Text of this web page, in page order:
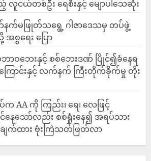
လူငယ်တစ်ဦး ရေစီးနှင့် မျောပါသေဆုံး
က်မဖြုတ်သရွေ့ ဂါဇာဒေသမှ တပ်ဖွဲ့
စရေး ပြော
ာဝဘေးနှင့် စစ်ဘေးဒဏ် ပြိုင်၍ခံနေရ
ြောင်းနှင့် လက်နက် ကြီးတိုက်ခိုက်မှု တိုး
AA ကို ကြည်း၊ ရေ၊ လေဖြင့်
ေသော်လည်း စစ်ရှုံးနေ၍ အရပ်သား
က်ထား ဗုံးကြဲသတ်ဖြတ်လာ